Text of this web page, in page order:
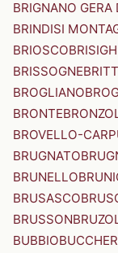
BRIGNANO GERA
BRINDISI
BRIOSCO
BRISSOGNE
BROGLIANO
BRONTE
BROVELLO-
BRUGNATO
BRUNELLO
BRUSASCO
BRUSSON
BUBBIO